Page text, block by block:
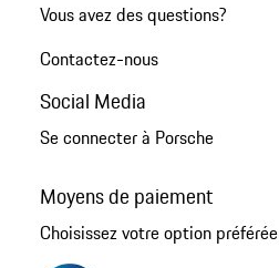
Vous avez des questions?
Contactez-nous
Social Media
Se connecter à Porsche
Moyens de paiement
Choisissez votre option préférée